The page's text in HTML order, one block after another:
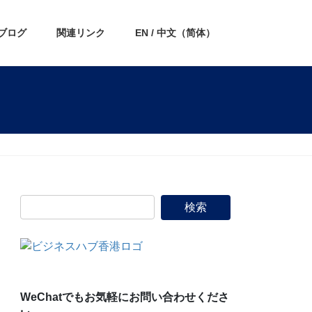
ログ 関連リンク EN / 中文（简体）
WeChatでもお気軽にお問い合わせくださ